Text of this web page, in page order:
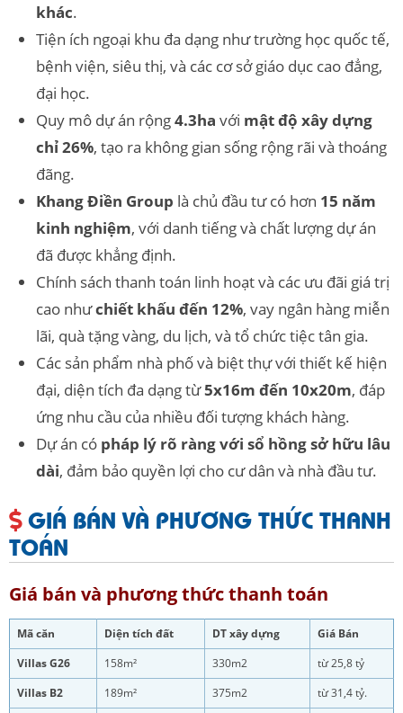
khác.
Tiện ích ngoại khu đa dạng như trường học quốc tế,
bệnh viện, siêu thị, và các cơ sở giáo dục cao đẳng,
đại học.
Quy mô dự án rộng4.3ha với mật độ xây dựng
chỉ 26%, tạo ra không gian sống rộng rãi và thoáng
đãng.
Khang Điền Group là chủ đầu tư có hơn 15 năm
kinh nghiệm, với danh tiếng và chất lượng dự án
đã được khẳng định.
Chính sách thanh toán linh hoạt và các ưu đãi giá trị
cao nhưchiết khấu đến 12%, vay ngân hàng miễn
lãi, quà tặng vàng, du lịch, và tổ chức tiệc tân gia.
Các sản phẩm nhà phố và biệt thự với thiết kế hiện
đại, diện tích đa dạng từ5x16m đến 10x20m, đáp
ứng nhu cầu của nhiều đối tượng khách hàng.
Dự án có pháp lý rõ ràng với sổ hồng sở hữu lâu
dài, đảm bảo quyền lợi cho cư dân và nhà đầu tư.
GIÁ BÁN VÀ PHƯƠNG THỨC THANH
TOÁN
Giá bán và phương thức thanh toán
Mã căn Diện tích đất DT xây dựng
Giá Bán
Villas G26
158m² 330m2
từ 25,8 tỷ
Villas B2
189m² 375m2
từ 31,4 tỷ.